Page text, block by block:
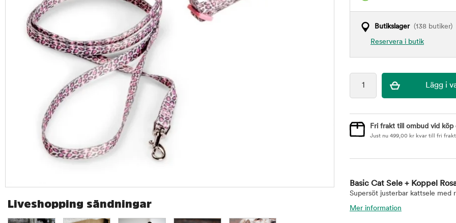
Liveshopping sändningar
Butikslager(138 butiker)
Reservera i butik
Fri frakt till ombud vid köp
Just nu 499,00 kr kvar till fri
Basic Cat Sele + Koppel
Supersöt justerbar kattsele med
Mer information